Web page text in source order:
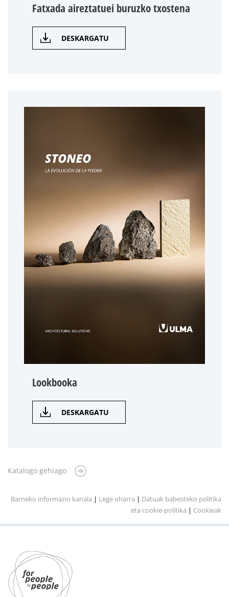
Fatxada aireztatuei buruzko txostena
DESKARGATU
Lookbooka
DESKARGATU
Katalogo gehiago
Barneko informazio kanala | Lege oharra | Datuak babesteko politika
eta cookie-politika | Cookieak